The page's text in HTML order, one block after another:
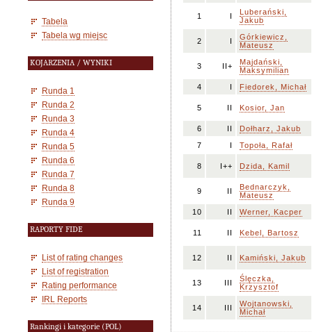
Tabela
Tabela wg miejsc
KOJARZENIA / WYNIKI
Runda 1
Runda 2
Runda 3
Runda 4
Runda 5
Runda 6
Runda 7
Runda 8
Runda 9
RAPORTY FIDE
List of rating changes
List of registration
Rating performance
IRL Reports
Rankingi i kategorie (POL)
1 I
Luberański,
Jakub
2 I
Górkiewicz,
Mateusz
3 II+
Majdański,
Maksymilian
4
I Fiedorek, Michał
5 II Kosior, Jan
6 II
Dołharz, Jakub
7
I Topoła, Rafał
8 I++ Dzida, Kamil
9 II
Bednarczyk,
Mateusz
10
II Werner, Kacper
11 II Kebel, Bartosz
12 II Kamiński, Jakub
13 III
Ślęczka,
Krzysztof
14 III
Wojtanowski,
Michał